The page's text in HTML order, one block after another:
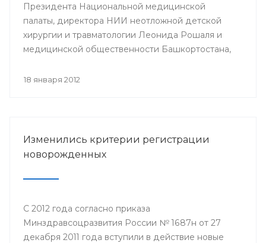
Президента Национальной медицинской
палаты, директора НИИ неотложной детской
хирургии и травматологии Леонида Рошаля и
медицинской общественности Башкортостана,
вопросов здравоохранения.
18 января 2012
Изменились критерии регистрации
новорожденных
С 2012 года согласно приказа
Минздравсоцразвития России № 1687н от 27
декабря 2011 года вступили в действие новые